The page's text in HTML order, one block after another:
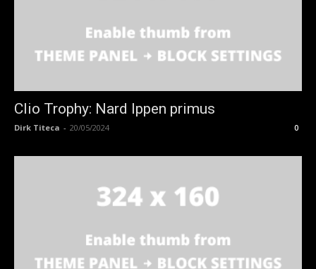
Clio Trophy: Nard Ippen primus
Dirk Titeca - 20/05/2024 0